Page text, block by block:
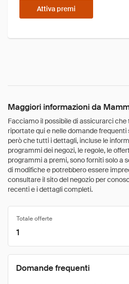
Attiva premi
Maggiori informazioni da
Facciamo il possibile di assicurarci
riportate qui e nelle domande
però che tutti i dettagli, incluse le
programmi dei negozi, le regole, le
programmi a premi, sono forniti solo a
di modifiche e potrebbero essere
consultare il sito del negozio per
recenti e i dettagli completi.
Totale offerte
1
Domande frequenti